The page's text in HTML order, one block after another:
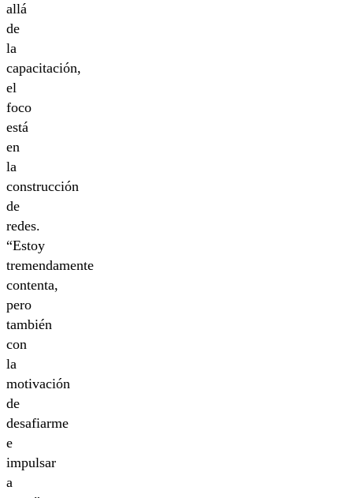
allá
de
la
capacitación,
el
foco
está
en
la
construcción
de
redes.
“Estoy
tremendamente
contenta,
pero
también
con
la
motivación
de
desafiarme
e
impulsar
a